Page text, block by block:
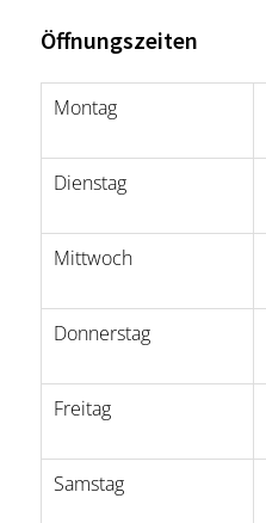
Öffnungszeiten
Montag
Dienstag
Mittwoch
Donnerstag
Freitag
Samstag